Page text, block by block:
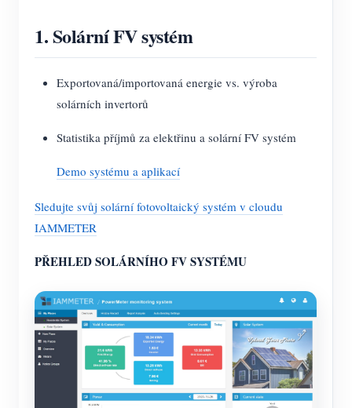
1. Solární FV systém
Exportovaná/importovaná energie vs. výroba
solárních invertorů
Statistika příjmů za elektřinu a solární FV systém
Demo systému a aplikací
Sledujte svůj solární fotovoltaický systém v cloudu
IAMMETER
PŘEHLED SOLÁRNÍHO FV SYSTÉMU